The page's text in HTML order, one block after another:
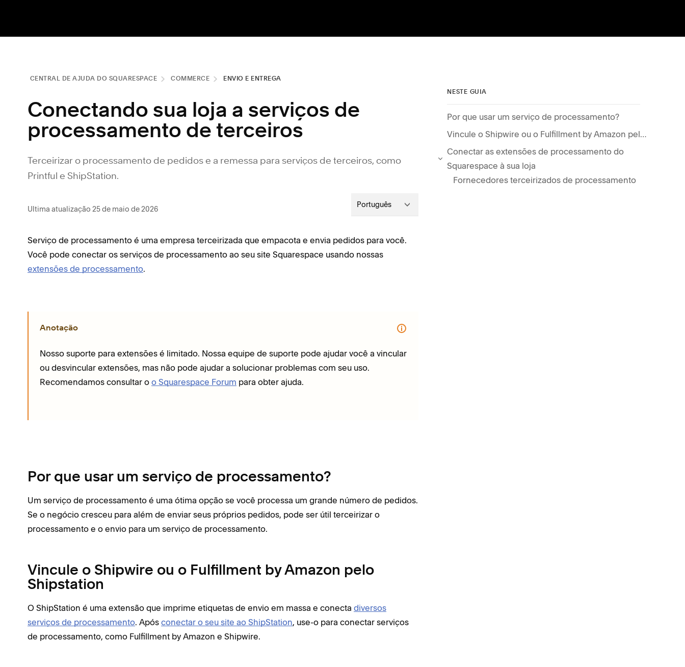
CENTRAL DE AJUDA DO SQUARESPACE COMMERCE ENVIO E ENTREGA
Conectando sua loja a serviços de
processamento de terceiros
Terceirizar o processamento de pedidos e a remessa para serviços de terceiros, como
Printful e ShipStation.
Ultima atualização 25 de maio de 2026 Português
Serviço de processamento é uma empresa terceirizada que empacota e envia pedidos para você.
Você pode conectar os serviços de processamento ao seu site Squarespace usando nossas
extensões de processamento.
Anotação
Nosso suporte para extensões é limitado. Nossa equipe de suporte pode ajudar você a vincular
ou desvincular extensões, mas não pode ajudar a solucionar problemas com seu uso.
Recomendamos consultar o o Squarespace Forum para obter ajuda.
Por que usar um serviço de processamento?
Um serviço de processamento é uma ótima opção se você processa um grande número de pedidos.
Se o negócio cresceu para além de enviar seus próprios pedidos, pode ser útil terceirizar o
processamento e o envio para um serviço de processamento.
Vincule o Shipwire ou o Fulfillment by Amazon pelo
Shipstation
O ShipStation é uma extensão que imprime etiquetas de envio em massa e conecta diversos
serviços de processamento. Após conectar o seu site ao ShipStation, use-o para conectar serviços
de processamento, como Fulfillment by Amazon e Shipwire.
NESTE GUIA
Por que usar um serviço de processamento?
Vincule o Shipwire ou o Fulfillment by Amazon pelo Shipstation
Conectar as extensões de processamento do
Squarespace à sua loja
Fornecedores terceirizados de processamento